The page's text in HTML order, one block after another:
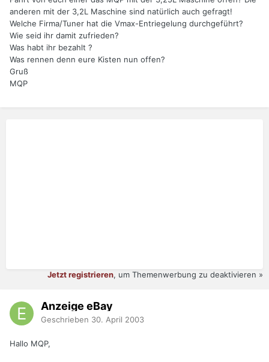
anderen mit der 3,2L Maschine sind natürlich auch gefragt!
Welche Firma/Tuner hat die Vmax-Entriegelung durchgeführt?
Wie seid ihr damit zufrieden?
Was habt ihr bezahlt ?
Was rennen denn eure Kisten nun offen?
Gruß
MQP
Jetzt registrieren, um Themenwerbung zu deaktivieren »
Anzeige eBay
Geschrieben 30. April 2003
Hallo MQP,